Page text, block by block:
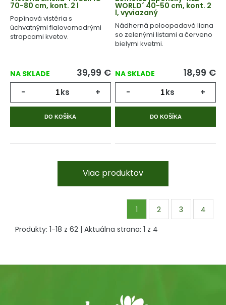
70-80 cm, kont. 2 l
Popínavá vistéria s
úchvatnými fialovomodrými
strapcami kvetov.
NA SKLADE 39,99 €
- ks +
DO KOŠÍKA
WORLD´ 40-50 cm, kont. 2
l, vyviazaný
Nádherná poloopadavá liana
so zelenými listami a červeno
bielymi kvetmi.
NA SKLADE 18,99 €
- ks +
DO KOŠÍKA
Viac produktov
1 2 3
4
Produkty: 1-18 z 62 | Aktuálna strana: 1 z 4